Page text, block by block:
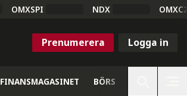
OMXSPI NDX
Prenumerera Logga in
FINANSMAGASINET BÖRS